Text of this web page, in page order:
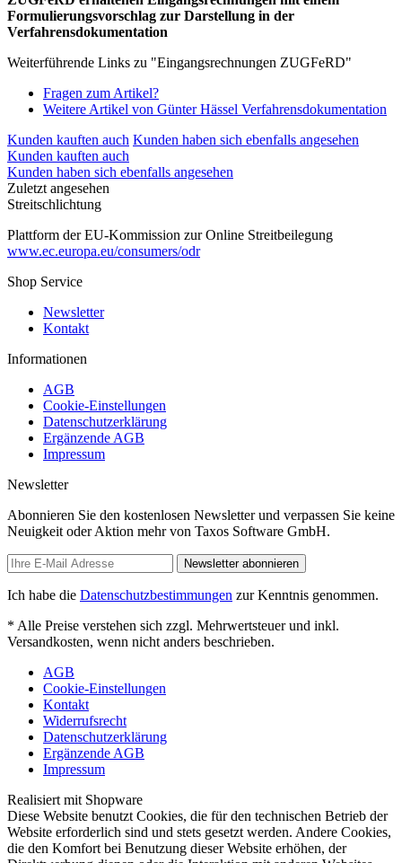
Formulierungsvorschlag zur Darstellung in der
Verfahrensdokumentation
Weiterführende Links zu "Eingangsrechnungen ZUGFeRD"
Fragen zum Artikel?
Weitere Artikel von Günter Hässel Verfahrensdokumentation
Kunden kauften auch Kunden haben sich ebenfalls angesehen
Kunden kauften auch
Kunden haben sich ebenfalls angesehen
Zuletzt angesehen
Streitschlichtung
Plattform der EU-Kommission zur Online Streitbeilegung
www.ec.europa.eu/consumers/odr
Shop Service
Newsletter
Kontakt
Informationen
AGB
Cookie-Einstellungen
Datenschutzerklärung
Ergänzende AGB
Impressum
Newsletter
Abonnieren Sie den kostenlosen Newsletter und verpassen Sie keine
Neuigkeit oder Aktion mehr von Taxos Software GmbH.
Newsletter abonnieren
Ich habe die Datenschutzbestimmungen zur Kenntnis genommen.
* Alle Preise verstehen sich zzgl. Mehrwertsteuer und inkl.
Versandkosten, wenn nicht anders beschrieben.
AGB
Cookie-Einstellungen
Kontakt
Widerrufsrecht
Datenschutzerklärung
Ergänzende AGB
Impressum
Realisiert mit Shopware
Diese Website benutzt Cookies, die für den technischen Betrieb der
Website erforderlich sind und stets gesetzt werden. Andere Cookies,
die den Komfort bei Benutzung dieser Website erhöhen, der